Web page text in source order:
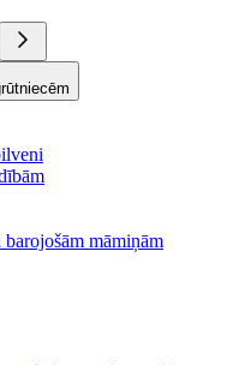
māmiņām